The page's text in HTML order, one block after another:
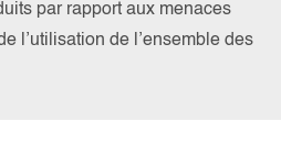
par rapport aux menaces
l’utilisation de l’ensemble des